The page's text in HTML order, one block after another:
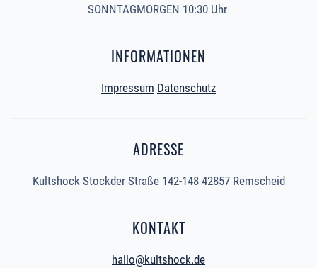
SONNTAGMORGEN 10:30 Uhr
INFORMATIONEN
Impressum Datenschutz
ADRESSE
Kultshock Stockder Straße 142-148 42857 Remscheid
KONTAKT
hallo@kultshock.de